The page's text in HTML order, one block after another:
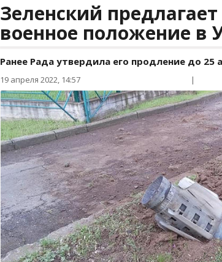
Зеленский
военное положение в
Ранее Рада утвердила его продление до 25
19 апреля 2022, 14:57 |